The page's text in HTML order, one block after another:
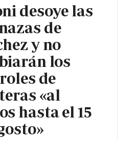
desoye las
de
y no
los
de
«al
hasta el 15